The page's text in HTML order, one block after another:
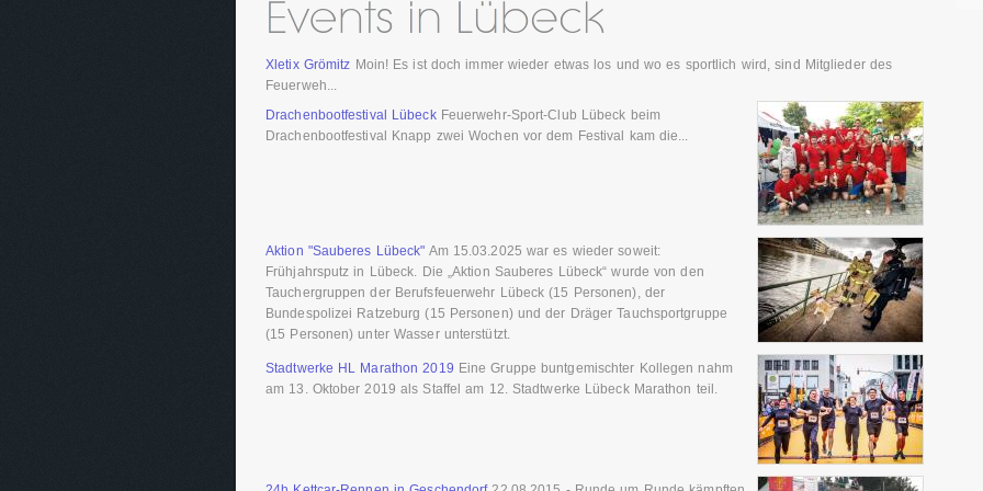
Xletix Grömitz Moin! Es ist doch immer wieder etwas los und wo es sportlich wird, sind Mitglieder des
Feuerweh...
Drachenbootfestival LübeckFeuerwehr-Sport-Club Lübeck beim
Drachenbootfestival Knapp zwei Wochen vor dem Festival kam die...
Aktion "Sauberes Lübeck" Am 15.03.2025 war es wieder soweit:
Frühjahrsputz in Lübeck. Die „Aktion Sauberes Lübeck“ wurde von den
Tauchergruppen der Berufsfeuerwehr Lübeck (15 Personen), der
Bundespolizei Ratzeburg (15 Personen) und der Dräger Tauchsportgruppe
(15 Personen) unter Wasser unterstützt.
Stadtwerke HL Marathon 2019 Eine Gruppe buntgemischter Kollegen nahm
am 13. Oktober 2019 als Staffel am 12. Stadtwerke Lübeck Marathon teil.